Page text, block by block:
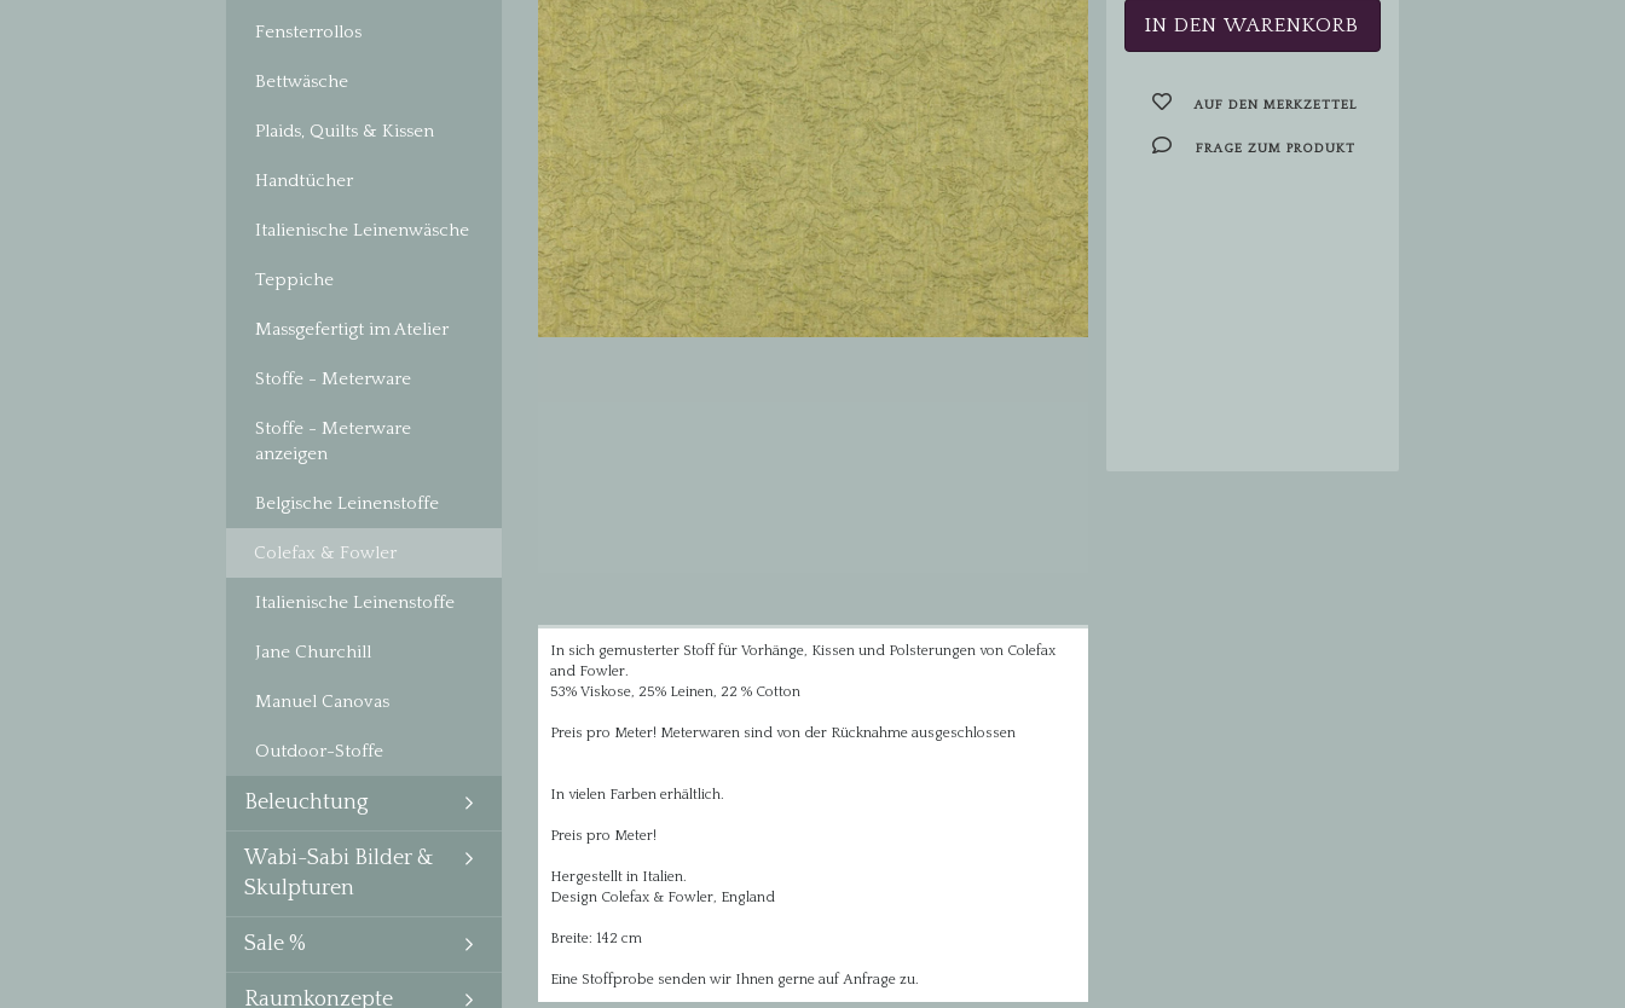
AUF DEN MERKZETTEL
FRAGE ZUM PRODUKT
In sich gemusterter Stoff für Vorhänge, Kissen und Polsterungen von Colefax
and Fowler.
53% Viskose, 25% Leinen, 22 % Cotton
Preis pro Meter! Meterwaren sind von der Rücknahme ausgeschlossen
In vielen Farben erhältlich.
Preis pro Meter!
Hergestellt in Italien.
Design Colefax & Fowler, England
Breite: 142 cm
Eine Stoffprobe senden wir Ihnen gerne auf Anfrage zu.
Fensterrollos
Bettwäsche
Plaids, Quilts & Kissen
Handtücher
Italienische Leinenwäsche
Teppiche
Massgefertigt im Atelier
Stoffe - Meterware
Stoffe - Meterware
anzeigen
Belgische Leinenstoffe
Colefax & Fowler
Italienische Leinenstoffe
Jane Churchill
Manuel Canovas
Outdoor-Stoffe
Beleuchtung
Wabi-Sabi Bilder &
Skulpturen
Sale %
Raumkonzepte